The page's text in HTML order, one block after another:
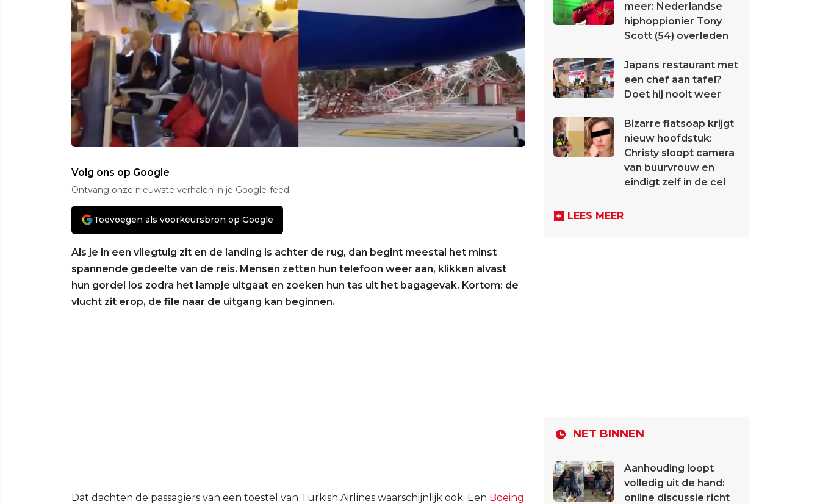
Volg ons op Google
Ontvang onze nieuwste verhalen in je Google-feed
Toevoegen als voorkeursbron op Google
Als je in een vliegtuig zit en de landing is achter de rug, dan begint meestal het minst
spannende gedeelte van de reis. Mensen zetten hun telefoon weer aan, klikken alvast
hun gordel los zodra het lampje uitgaat en zoeken hun tas uit het bagagevak. Kortom: de
vlucht zit erop, de file naar de uitgang kan beginnen.
Dat dachten de passagiers van een toestel van Turkish Airlines waarschijnlijk ook. Een Boeing
meer: Nederlandse
hiphoppionier Tony
Scott (54) overleden
Japans restaurant met
een chef aan tafel?
Doet hij nooit weer
Bizarre flatsoap krijgt
nieuw hoofdstuk:
Christy sloopt camera
van buurvrouw en
eindigt zelf in de cel
LEES MEER
NET BINNEN
Aanhouding loopt
volledig uit de hand:
online discussie richt